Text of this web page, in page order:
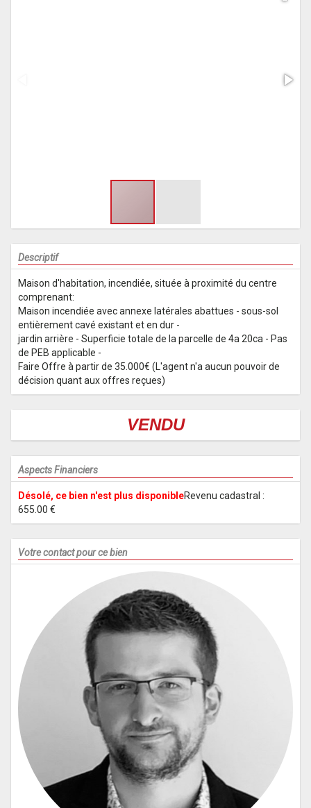
Descriptif
Maison d'habitation, incendiée, située à proximité du centre
comprenant:
Maison incendiée avec annexe latérales abattues - sous-sol
entièrement cavé existant et en dur -
jardin arrière - Superficie totale de la parcelle de 4a 20ca - Pas
de PEB applicable -
Faire Offre à partir de 35.000€ (L'agent n'a aucun pouvoir de
décision quant aux offres reçues)
VENDU
Aspects Financiers
Désolé, ce bien n'est plus disponibleRevenu cadastral :
655.00 €
Votre contact pour ce bien